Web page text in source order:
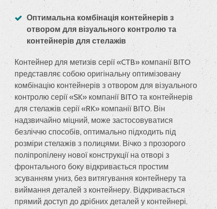
Оптимальна комбінація контейнерів з
отвором для візуального контролю та
контейнерів для стелажів
Контейнер для метизів серії «CTB» компанії BITO
представляє собою оригінальну оптимізовану
комбінацію контейнерів з отвором для візуального
контролю серії «SK» компанії BITO та контейнерів
для стелажів серії «RK» компанії BITO. Він
надзвичайно міцний, може застосовуватися
безліччю способів, оптимально підходить під
розміри стелажів з полицями. Вічко з прозорого
поліпропілену нової конструкції на отворі з
фронтального боку відкривається простим
зсуванням униз, без витягування контейнеру та
виймання деталей з контейнеру. Відкривається
прямий доступ до дрібних деталей у контейнері.